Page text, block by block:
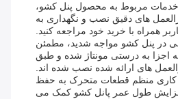
خدمات مربوط به محصول پنل کشو،
های دقیق نصب و نگهداری به
همراه با خرید خود مراجعه کنید.
در پنل کشو مواجه شدید، مطمئن
اجزا به درستی مونتاژ شده و طبق
های ارائه شده نصب شده اند.
کاری منظم قطعات متحرک به حفظ
طول عمر پانل کشو کمک می